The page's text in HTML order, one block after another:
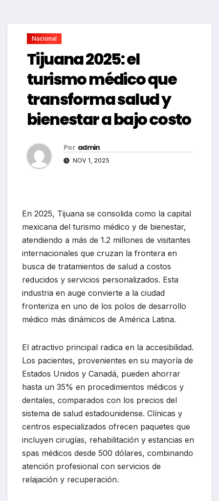
Nacional
Tijuana 2025: el
turismo médico que
transforma salud y
bienestar a bajo costo
Por admin
NOV 1, 2025
En 2025, Tijuana se consolida como la capital
mexicana del turismo médico y de bienestar,
atendiendo a más de 1.2 millones de visitantes
internacionales que cruzan la frontera en
busca de tratamientos de salud a costos
reducidos y servicios personalizados. Esta
industria en auge convierte a la ciudad
fronteriza en uno de los polos de desarrollo
médico más dinámicos de América Latina.
El atractivo principal radica en la accesibilidad.
Los pacientes, provenientes en su mayoría de
Estados Unidos y Canadá, pueden ahorrar
hasta un 35% en procedimientos médicos y
dentales, comparados con los precios del
sistema de salud estadounidense. Clínicas y
centros especializados ofrecen paquetes que
incluyen cirugías, rehabilitación y estancias en
spas médicos desde 500 dólares, combinando
atención profesional con servicios de
relajación y recuperación.